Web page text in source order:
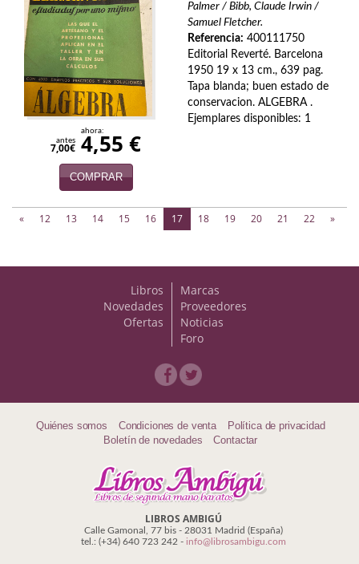
Palmer / Bibb, Claude Irwin /
Samuel Fletcher.
Referencia: 400111750
Editorial Reverté. Barcelona
1950 19 x 13 cm., 639 pag.
Tapa blanda; buen estado de
conservacion. ALGEBRA .
Ejemplares disponibles: 1
antes
7,00€
ahora:
4,55 €
COMPRAR
« 12 13 14 15 16 17(current)
18 19 20 21 22 »
Libros
Novedades
Ofertas
Marcas
Proveedores
Noticias
Foro
Quiénes somos Condiciones de venta
Política de privacidad
Boletín de novedades
Contactar
LIBROS AMBIGÚ
Calle Gamonal, 77 bis - 28031 Madrid (España)
tel.: (+34) 640 723 242 - info@librosambigu.com